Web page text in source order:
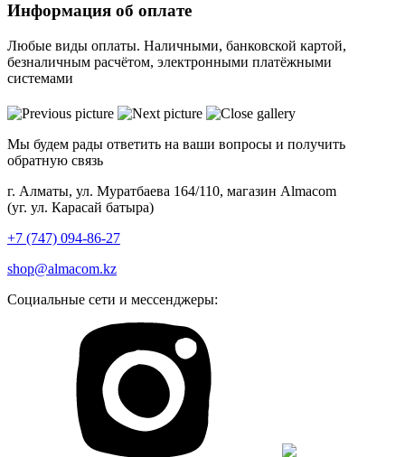
Информация об оплате
Любые виды оплаты. Наличными, банковской картой,
безналичным расчётом, электронными платёжными
системами
Мы будем рады ответить на ваши вопросы и получить
обратную связь
г. Алматы, ул. Муратбаева 164/110, магазин Almacom
(уг. ул. Карасай батыра)
+7 (747) 094-86-27
shop@almacom.kz
Социальные сети и мессенджеры: